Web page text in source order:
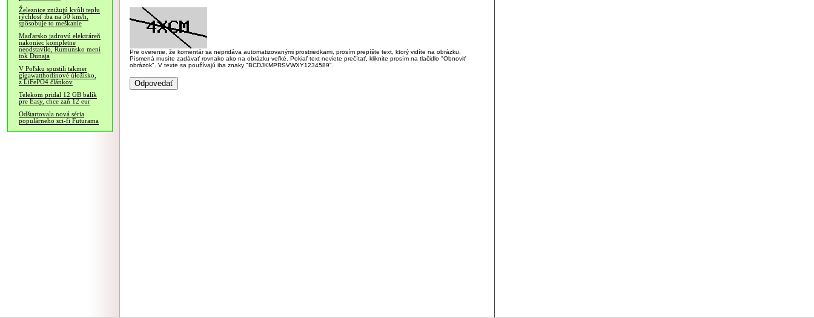
Železnice znižujú kvôli teplu
rýchlosť iba na 50 km/h,
spôsobuje to meškanie
Maďarsko jadrovú elektráreň
nakoniec kompletne
neodstavilo, Rumunsko mení
tok Dunaja
V Poľsku spustili takmer
gigawatthodinové úložisko,
z LiFePO4 článkov
Telekom pridal 12 GB balík
pre Easy, chce zaň 12 eur
Odštartovala nová séria
populárneho sci-fi Futurama
Pre overenie, že komentár sa nepridáva automatizovanými prostriedkami, prosím prepíšte text, ktorý vidíte na obrázku.
Písmená musíte zadávať rovnako ako na obrázku veľké. Pokiaľ text neviete prečítať, kliknite prosím na tlačidlo "Obnoviť
obrázok". V texte sa používajú iba znaky "BCDJKMPRSVWXY1234589".